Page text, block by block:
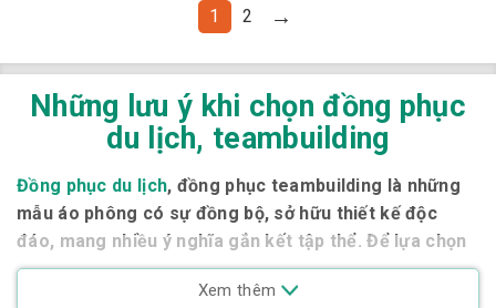
là: 1 2 →
Xem thêm
Những lưu ý khi chọn đồng phục
du lịch, teambuilding
Đồng phục du lịch, đồng phục teambuilding là những
mẫu áo phông có sự đồng bộ, sở hữu thiết kế độc
đáo, mang nhiều ý nghĩa gắn kết tập thể. Để lựa chọn
được những mẫu áo đồng phục du lịch ấn tượng nhất,
bạn cần nắm rõ một số vấn đề sau!